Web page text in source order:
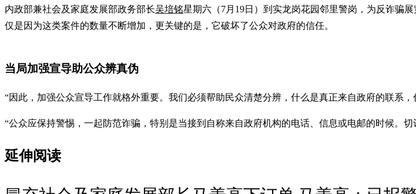
内政部兼社会及家庭发展部政务部长吴培铭星期六（7月19日）到实龙岗花园邻里警岗，为反诈骗
仅是因为这类案件的数量不断增加，更关键的是，它破坏了公众对政府的信任。
当局加强宣导助公众辨真伪
“因此，加强公众宣导工作就格外重要。我们必须帮助民众清楚分辨，什么是真正来自政府的联系，
“公众应保持警惕，一起防范诈骗，特别是当接到自称来自政府机构的电话、信息或电邮的时候。
延伸阅读